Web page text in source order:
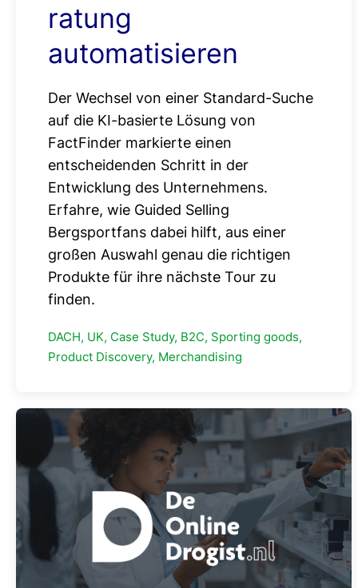
ratung
automatisieren
Der Wechsel von einer Standard-Suche
auf die KI-basierte Lösung von
FactFinder markierte einen
entscheidenden Schritt in der
Entwicklung des Unternehmens.
Erfahre, wie Guided Selling
Bergsportfans dabei hilft, aus einer
großen Auswahl genau die richtigen
Produkte für ihre nächste Tour zu
finden.
DACH, UK, Case Study, B2C, Sporting goods,
Product Discovery, Merchandising